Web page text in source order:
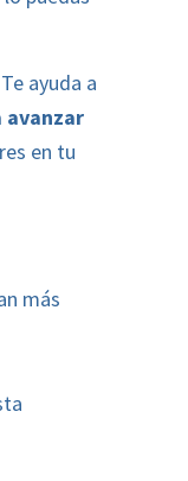
ayuda a
avanzar
en tu
más